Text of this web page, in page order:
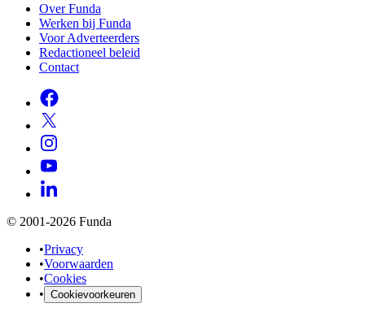
Over Funda
Werken bij Funda
Voor Adverteerders
Redactioneel beleid
Contact
© 2001-2026 Funda
•Privacy
•Voorwaarden
•Cookies
• Cookievoorkeuren